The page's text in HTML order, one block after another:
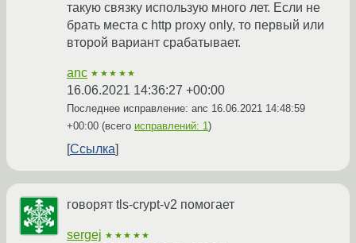
такую связку использую много лет. Если не
брать места с http proxy only, то первый или
второй вариант срабатывает.
anc ★★★★★
16.06.2021 14:36:27 +00:00
Последнее исправление: anc 16.06.2021 14:48:59
+00:00 (всего исправлений: 1)
Ссылка
говорят tls-crypt-v2 помогает
sergej ★★★★★